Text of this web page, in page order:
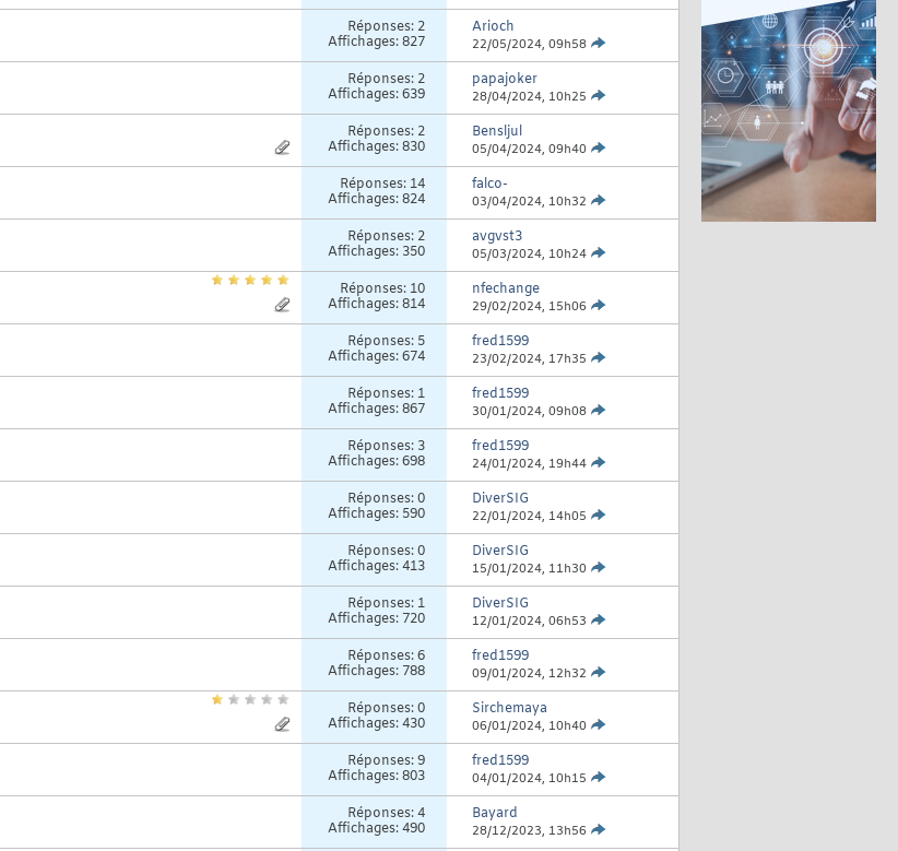
Réponses: 2
Affichages: 827
Arioch
22/05/2024, 09h58
Réponses: 2
Affichages: 639
papajoker
28/04/2024, 10h25
Réponses: 2
Affichages: 830
Bensljul
05/04/2024, 09h40
Réponses: 14
Affichages: 824
falco-
03/04/2024, 10h32
Réponses: 2
Affichages: 350
avgvst3
05/03/2024, 10h24
Réponses: 10
Affichages: 814
nfechange
29/02/2024, 15h06
Réponses: 5
Affichages: 674
fred1599
23/02/2024, 17h35
Réponses: 1
Affichages: 867
fred1599
30/01/2024, 09h08
Réponses: 3
Affichages: 698
fred1599
24/01/2024, 19h44
Réponses:0
Affichages: 590
DiverSIG
22/01/2024, 14h05
Réponses:0
Affichages: 413
DiverSIG
15/01/2024, 11h30
Réponses: 1
Affichages: 720
DiverSIG
12/01/2024, 06h53
Réponses:6
Affichages: 788
fred1599
09/01/2024, 12h32
Réponses:0
Affichages: 430
Sirchemaya
06/01/2024, 10h40
Réponses:9
Affichages: 803
fred1599
04/01/2024, 10h15
Réponses:4
Affichages: 490
Bayard
28/12/2023, 13h56